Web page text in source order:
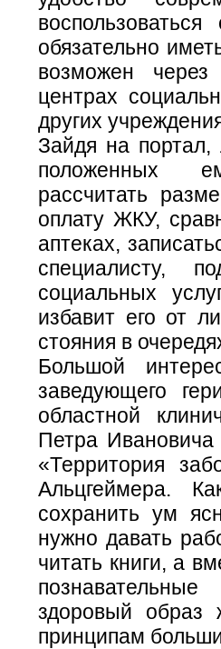
обязательно
возможен
центрах
других
Зайдя на
положенных
рассчитать
оплату ЖКУ,
аптеках,
специалисту,
социальных
избавит его от
стояния в
Большой
заведующего
областной
Петра Ивановича
«Территория
Альц­геймера.
сохранить ум
нужно давать
читать книги, а
здоровый образ
принципам